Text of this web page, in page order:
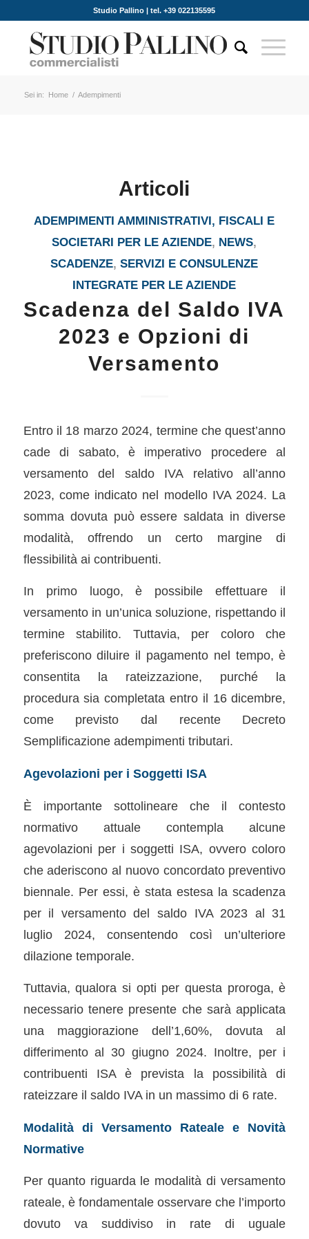
Studio Pallino | tel. +39 022135595
Sei in: Home / Adempimenti
Articoli
ADEMPIMENTI AMMINISTRATIVI, FISCALI E
SOCIETARI PER LE AZIENDE, NEWS,
SCADENZE,SERVIZI E CONSULENZE
INTEGRATE PER LE AZIENDE
Scadenza del Saldo IVA
2023 e Opzioni di
Versamento
Entro il 18 marzo 2024, termine che quest’anno
cade di sabato, è imperativo procedere al
versamento del saldo IVA relativo all’anno
2023, come indicato nel modello IVA 2024. La
somma dovuta può essere saldata in diverse
modalità, offrendo un certo margine di
flessibilità ai contribuenti.
In primo luogo, è possibile effettuare il
versamento in un’unica soluzione, rispettando il
termine stabilito. Tuttavia, per coloro che
preferiscono diluire il pagamento nel tempo, è
consentita la rateizzazione, purché la
procedura sia completata entro il 16 dicembre,
come previsto dal recente Decreto
Semplificazione adempimenti tributari.
Agevolazioni per i Soggetti ISA
È importante sottolineare che il contesto
normativo attuale contempla alcune
agevolazioni per i soggetti ISA, ovvero coloro
che aderiscono al nuovo concordato preventivo
biennale. Per essi, è stata estesa la scadenza
per il versamento del saldo IVA 2023 al 31
luglio 2024, consentendo così un’ulteriore
dilazione temporale.
Tuttavia, qualora si opti per questa proroga, è
necessario tenere presente che sarà applicata
una maggiorazione dell’1,60%, dovuta al
differimento al 30 giugno 2024. Inoltre, per i
contribuenti ISA è prevista la possibilità di
rateizzare il saldo IVA in un massimo di 6 rate.
Modalità di Versamento Rateale e Novità
Normative
Per quanto riguarda le modalità di versamento
rateale, è fondamentale osservare che l’importo
dovuto va suddiviso in rate di uguale